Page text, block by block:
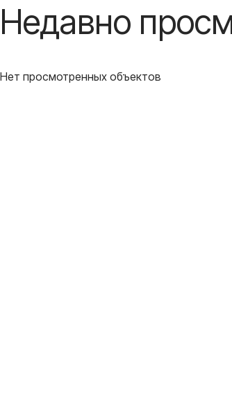
Недавно
Нет просмотренных объектов